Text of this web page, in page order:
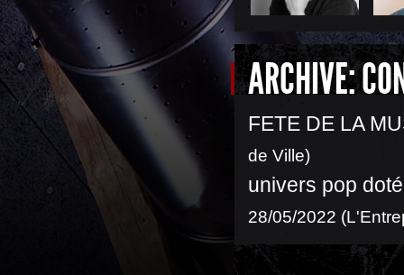
ARCHIVE:
FETE DE LA
de Ville)
univers pop
28/05/2022